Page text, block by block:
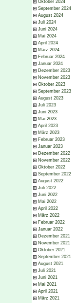
Oktober 2024
September 2024
August 2024
Juli 2024
Juni 2024
Mai 2024
April 2024
März 2024
Februar 2024
Januar 2024
Dezember 2023
November 2023
Oktober 2023
September 2023
August 2023
Juli 2023
Juni 2023
Mai 2023
April 2023
März 2023
Februar 2023
Januar 2023
Dezember 2022
November 2022
Oktober 2022
September 2022
August 2022
Juli 2022
Juni 2022
Mai 2022
April 2022
März 2022
Februar 2022
Januar 2022
Dezember 2021
November 2021
Oktober 2021
September 2021
August 2021
Juli 2021
Juni 2021
Mai 2021
April 2021
März 2021